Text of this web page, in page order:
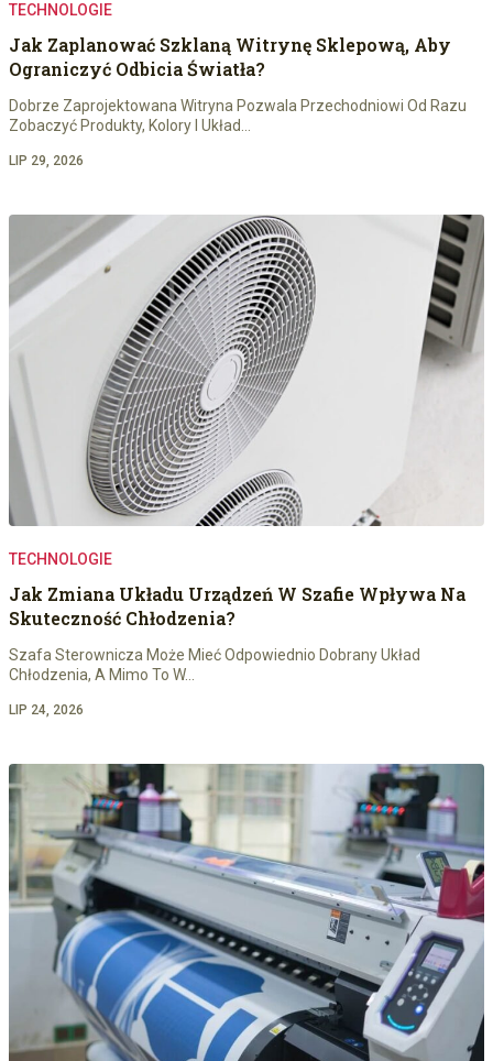
TECHNOLOGIE
Jak Zaplanować Szklaną Witrynę Sklepową, Aby
Ograniczyć Odbicia Światła?
Dobrze Zaprojektowana Witryna Pozwala Przechodniowi Od Razu
Zobaczyć Produkty, Kolory I Układ…
LIP 29, 2026
TECHNOLOGIE
Jak Zmiana Układu Urządzeń W Szafie Wpływa Na
Skuteczność Chłodzenia?
Szafa Sterownicza Może Mieć Odpowiednio Dobrany Układ
Chłodzenia, A Mimo To W…
LIP 24, 2026